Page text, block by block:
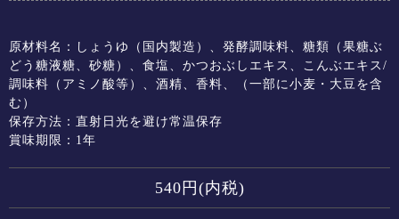
原材料名：しょうゆ（国内製造）、発酵調味料、糖類（果糖ぶ
どう糖液糖、砂糖）、食塩、かつおぶしエキス、こんぶエキス/
調味料（アミノ酸等）、酒精、香料、（一部に小麦・大豆を含
む）
保存方法：直射日光を避け常温保存
賞味期限：1年
540円(内税)